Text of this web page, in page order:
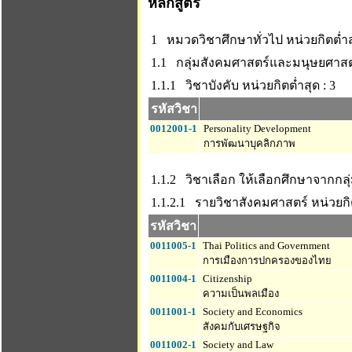
หลักสูตร
1 หมวดวิชาศึกษาทั่วไป หน่วยกิตต่ำ
1.1 กลุ่มสังคมศาสตร์และมนุษยศาส
1.1.1 วิชาบังคับ หน่วยกิตต่ำสุด : 3
รหัสวิชา
0012001-1 Personality Development
การพัฒนาบุคลิกภาพ
1.1.2 วิชาเลือก ให้เลือกศึกษาจาก
1.1.2.1 รายวิชาสังคมศาสตร์ หน่วยกิ
รหัสวิชา
0011005-1 Thai Politics and Government
การเมืองการปกครองของไทย
0011004-1 Citizenship
ความเป็นพลเมือง
0011001-1 Society and Economics
สังคมกับเศรษฐกิจ
0011002-1 Society and Law